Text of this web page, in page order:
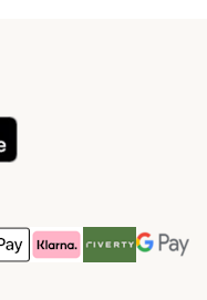
Method
Method
Method
Pay Payment Method
Klarna Payment Method
Riverty Payment
Google